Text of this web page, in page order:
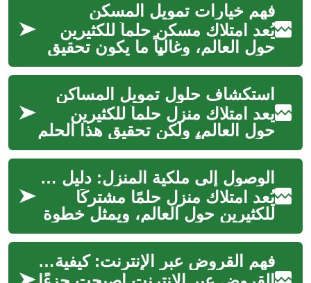
فهم خيارات تمويل المسكن
يُعد امتلاك مسكن حلماً للكثيرين
حول العالم، وغالباً ما يكون تحقيق
هذا الحلم مرتبطاً بفهم خيارات
تمويل المسكن المتاحة....
استكشاف حلول تمويل المساكن
يعد امتلاك منزل حلماً للكثيرين
حول العالم، ولكن تحقيق هذا الحلم
يتطلب غالباً اللجوء إلى حلول
التمويل العقاري. تتنوع ه...
الوصول إلى ملكية المنزل: دليل إرشادي
يُعد امتلاك منزل حلمًا مشتركًا
للكثيرين حول العالم، ويمثل خطوة
مهمة نحو الاستقرار المالي
والشخصي. غالبًا ما يتطلب تحق...
فهم القروض عبر الإنترنت: كيفية العمل والاعتبارات الأساسية